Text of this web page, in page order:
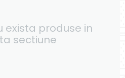
exista produse in
sectiune